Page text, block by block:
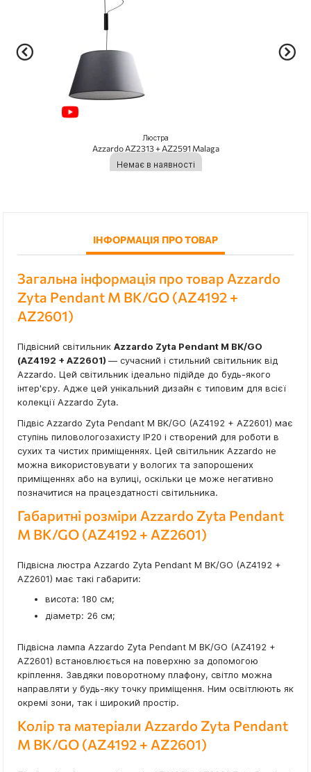
Люстра
Azzardo AZ2313 + AZ2591 Malaga
Немає в наявності
ІНФОРМАЦІЯ ПРО ТОВАР
Загальна інформація про товар Azzardo
Zyta Pendant M BK/GO (AZ4192 +
AZ2601)
Підвісний світильник Azzardo Zyta Pendant M BK/GO
(AZ4192 + AZ2601) — сучасний і стильний світильник від
Azzardo. Цей світильник ідеально підійде до будь-якого
інтер'єру. Адже цей унікальний дизайн є типовим для всієї
колекції Azzardo Zyta.
Підвіс Azzardo Zyta Pendant M BK/GO (AZ4192 + AZ2601) має
ступінь пиловологозахисту IP20 і створений для роботи в
сухих та чистих приміщеннях. Цей світильник Azzardo не
можна використовувати у вологих та запорошених
приміщеннях або на вулиці, оскільки це може негативно
позначитися на працездатності світильника.
Габаритні розміри Azzardo Zyta Pendant
M BK/GO (AZ4192 + AZ2601)
Підвісна люстра Azzardo Zyta Pendant M BK/GO (AZ4192 +
AZ2601) має такі габарити:
висота: 180 см;
діаметр: 26 см;
Підвісна лампа Azzardo Zyta Pendant M BK/GO (AZ4192 +
AZ2601) встановлюється на поверхню за допомогою
кріплення. Завдяки поворотному плафону, світло можна
направляти у будь-яку точку приміщення. Ним освітлюють як
окремі зони, так і широкий простір.
Колір та матеріали Azzardo Zyta Pendant
M BK/GO (AZ4192 + AZ2601)